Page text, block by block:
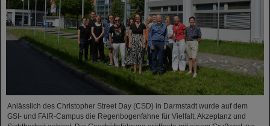
Anlässlich des Christopher Street Day (CSD) in Darmstadt wurde auf dem
GSI- und FAIR-Campus die Regenbogenfahne für Vielfalt, Akzeptanz und